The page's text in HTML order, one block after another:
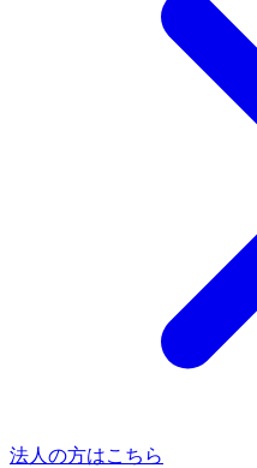
法人の方はこちら